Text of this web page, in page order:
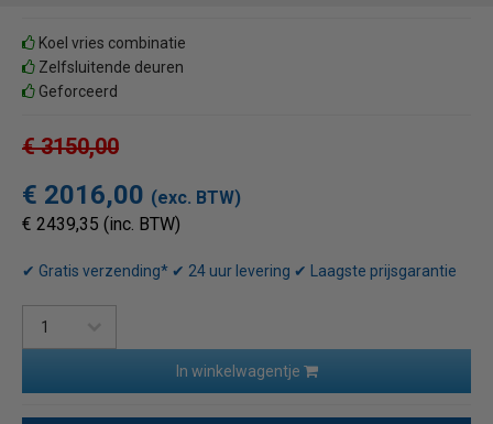
Koel vries combinatie
Zelfsluitende deuren
Geforceerd
€ 3150,00
€ 2016,00 (exc. BTW)
€ 2439,35 (inc. BTW)
✔ Gratis verzending* ✔ 24 uur levering ✔ Laagste prijsgarantie
In winkelwagentje